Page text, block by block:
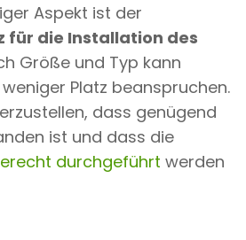
Aspekt ist der
für die Installation des
Größe und Typ kann
Platz beanspruchen.
dass genügend
ist und dass die
durchgeführt werden